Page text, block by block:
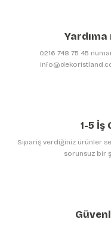
Ürün resmi kalitesiz,
Ürün bilgilerinde hatalar
Yardıma
0216 748 75 45
1-5 İş
Sipariş verdiğiniz ürünler
sorunsuz bir